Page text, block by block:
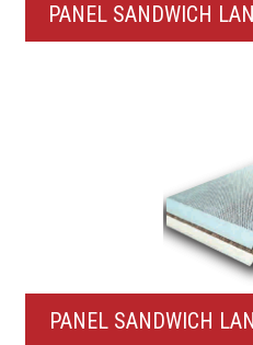
PANEL SANDWICH
PANEL SANDWICH